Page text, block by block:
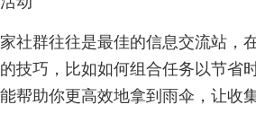
社群往往是最佳的信息交流站，
技巧，比如如何组合任务以节省
帮助你更高效地拿到雨伞，让收